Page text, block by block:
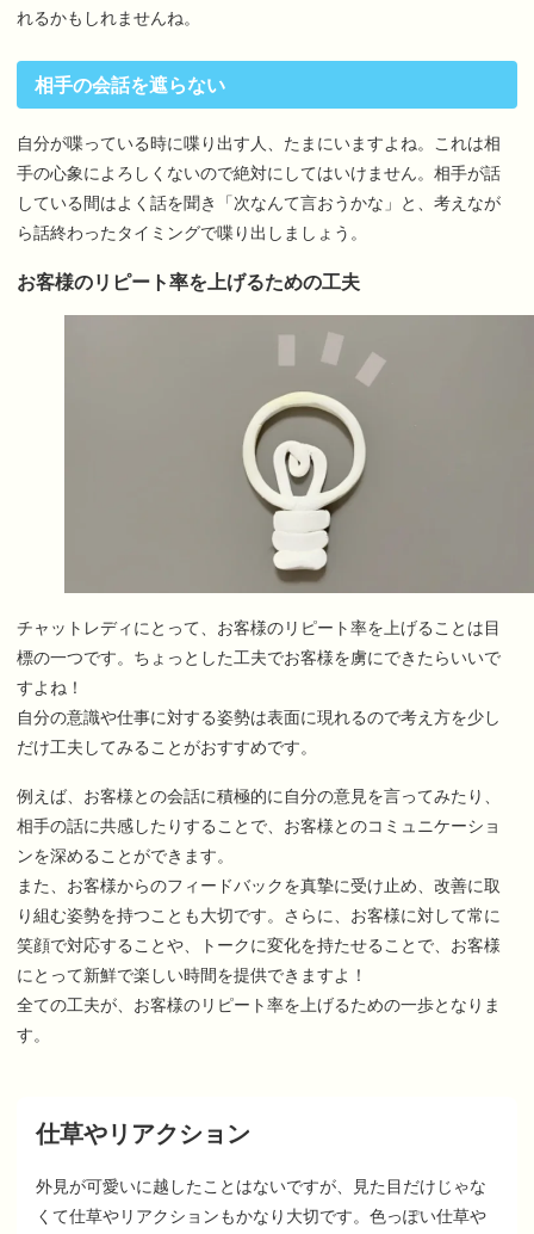
れるかもしれませんね。
相手の会話を遮らない
自分が喋っている時に喋り出す人、たまにいますよね。これは相
手の心象によろしくないので絶対にしてはいけません。相手が話
している間はよく話を聞き「次なんて言おうかな」と、考えなが
ら話終わったタイミングで喋り出しましょう。
お客様のリピート率を上げるための工夫
チャットレディにとって、お客様のリピート率を上げることは目
標の一つです。ちょっとした工夫でお客様を虜にできたらいいで
すよね！
自分の意識や仕事に対する姿勢は表面に現れるので考え方を少し
だけ工夫してみることがおすすめです。
例えば、お客様との会話に積極的に自分の意見を言ってみたり、
相手の話に共感したりすることで、お客様とのコミュニケーショ
ンを深めることができます。
また、お客様からのフィードバックを真摯に受け止め、改善に取
り組む姿勢を持つことも大切です。さらに、お客様に対して常に
笑顔で対応することや、トークに変化を持たせることで、お客様
にとって新鮮で楽しい時間を提供できますよ！
全ての工夫が、お客様のリピート率を上げるための一歩となりま
す。
仕草やリアクション
外見が可愛いに越したことはないですが、見た目だけじゃな
くて仕草やリアクションもかなり大切です。色っぽい仕草や